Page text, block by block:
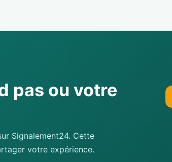
pas ou votre
Signalement24. Cette
votre expérience.